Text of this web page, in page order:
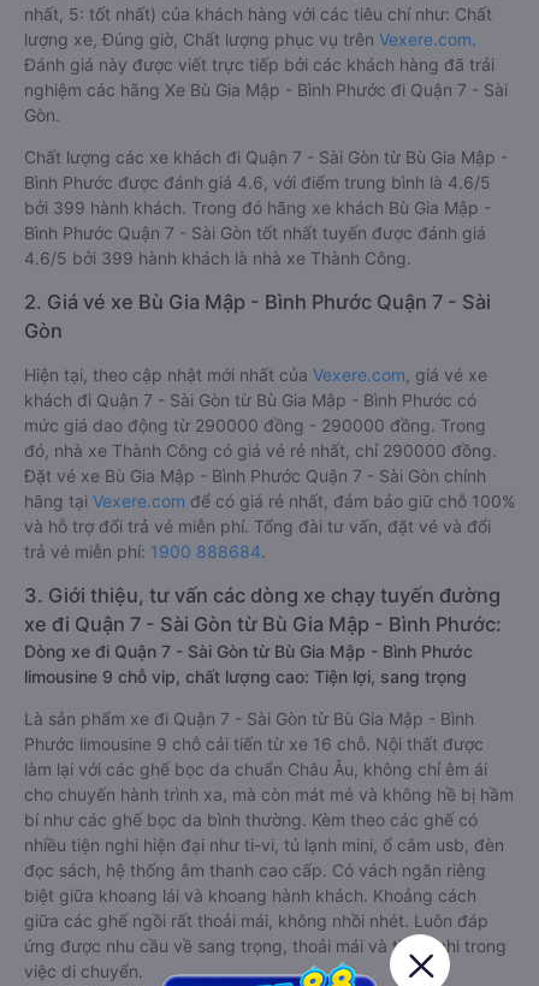
nhất, 5: tốt nhất) của khách hàng với các tiêu chí như: Chất
lượng xe, Đúng giờ, Chất lượng phục vụ trên Vexere.com.
Đánh giá này được viết trực tiếp bởi các khách hàng đã trải
nghiệm các hãng Xe Bù Gia Mập - Bình Phước đi Quận 7 - Sài
Gòn.
Chất lượng các xe khách đi Quận 7 - Sài Gòn từ Bù Gia Mập -
Bình Phước được đánh giá 4.6, với điểm trung bình là 4.6/5
bởi 399 hành khách. Trong đó hãng xe khách Bù Gia Mập -
Bình Phước Quận 7 - Sài Gòn tốt nhất tuyến được đánh giá
4.6/5 bởi 399 hành khách là nhà xe Thành Công.
2. Giá vé xe Bù Gia Mập - Bình Phước Quận 7 - Sài
Gòn
Hiện tại, theo cập nhật mới nhất của Vexere.com , giá vé xe
khách đi Quận 7 - Sài Gòn từ Bù Gia Mập - Bình Phước có
mức giá dao động từ 290000 đồng - 290000 đồng. Trong
đó, nhà xe Thành Công có giá vé rẻ nhất, chỉ 290000 đồng.
Đặt vé xe Bù Gia Mập - Bình Phước Quận 7 - Sài Gòn chính
hãng tại Vexere.com để có giá rẻ nhất, đảm bảo giữ chỗ 100%
và hỗ trợ đổi trả vé miễn phí. Tổng đài tư vấn, đặt vé và đổi
trả vé miễn phí: 1900 888684.
3. Giới thiệu, tư vấn các dòng xe chạy tuyến đường
xe đi Quận 7 - Sài Gòn từ Bù Gia Mập - Bình Phước:
Dòng xe đi Quận 7 - Sài Gòn từ Bù Gia Mập - Bình Phước
limousine 9 chỗ vip, chất lượng cao: Tiện lợi, sang trọng
Là sản phẩm xe đi Quận 7 - Sài Gòn từ Bù Gia Mập - Bình
Phước limousine 9 chỗ cải tiến từ xe 16 chỗ. Nội thất được
làm lại với các ghế bọc da chuẩn Châu Âu, không chỉ êm ái
cho chuyến hành trình xa, mà còn mát mẻ và không hề bị hầm
bí như các ghế bọc da bình thường. Kèm theo các ghế có
nhiều tiện nghi hiện đại như ti-vi, tủ lạnh mini, ổ cắm usb, đèn
đọc sách, hệ thống âm thanh cao cấp. Có vách ngăn riêng
biệt giữa khoang lái và khoang hành khách. Khoảng cách
giữa các ghế ngồi rất thoải mái, không nhồi nhét. Luôn đáp
ứng được nhu cầu về sang trọng, thoải mái và tiện nghi trong
việc di chuyển.